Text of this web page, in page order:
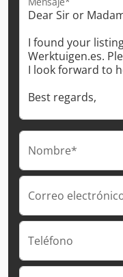
Nombre*
Correo
Teléfono